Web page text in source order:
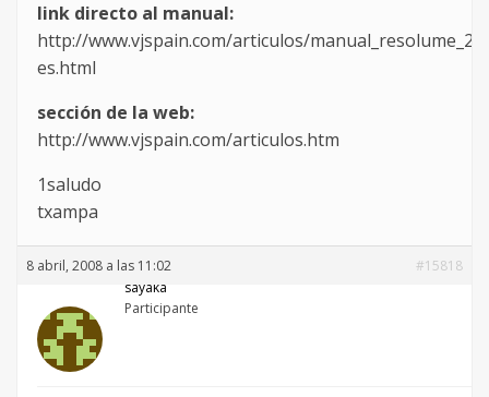
link directo al manual:
http://www.vjspain.com/articulos/
es.html
sección de la web:
http://www.vjspain.com/articulos.htm
1saludo
txampa
8 abril, 2008 a las 11:02
#15818
sayaka
Participante